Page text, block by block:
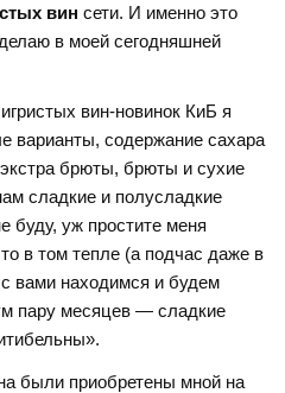
вин сети. И именно это
в моей сегодняшней
вин-новинок КиБ я
варианты, содержание сахара
брюты, брюты и сухие
сладкие и полусладкие
буду, уж простите меня
в том тепле (а подчас даже в
вами находимся и будем
пару месяцев — сладкие
были приобретены мной на